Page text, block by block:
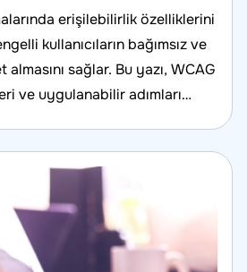
erişilebilirlik özelliklerini
kullanıcıların bağımsız ve
sağlar. Bu yazı, WCAG
ve uygulanabilir adımları